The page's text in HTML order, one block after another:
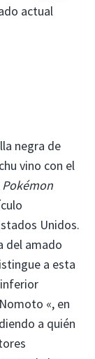
actual
negra de
vino con el
Unidos.
del amado
a esta
«, en
a quién